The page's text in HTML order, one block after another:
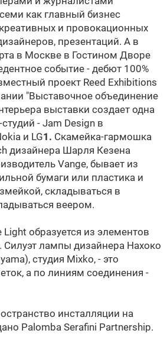
как главный бизнес
и провокационных
презентаций. А в
в Москве в Гостином Дворе
событие - дебют 100%
проект Reed Exhibitions
"Выставочное объединение
выставки создает одна
- Jam Design в
и LG1. Скамейка-гармошка
дизайнера Шарля Кезена
Vange, бывает из
бумаги или пластика и
складываться в
веером.
образуется из элементов
Силуэт лампы дизайнера Нахоко
студия Mixko, - это
а по линиям соединения -
инсталляции на
Palomba Serafini Partnership.